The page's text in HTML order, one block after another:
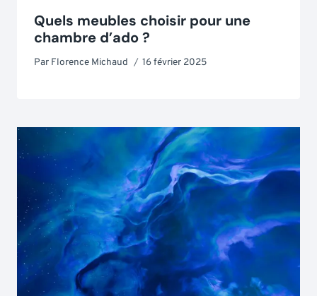
Quels meubles choisir pour une
chambre d’ado ?
Par Florence Michaud 16 février 2025